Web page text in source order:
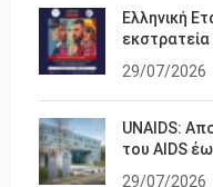
Ελληνική
29/07/2026
UNAIDS:
του AIDS
29/07/2026